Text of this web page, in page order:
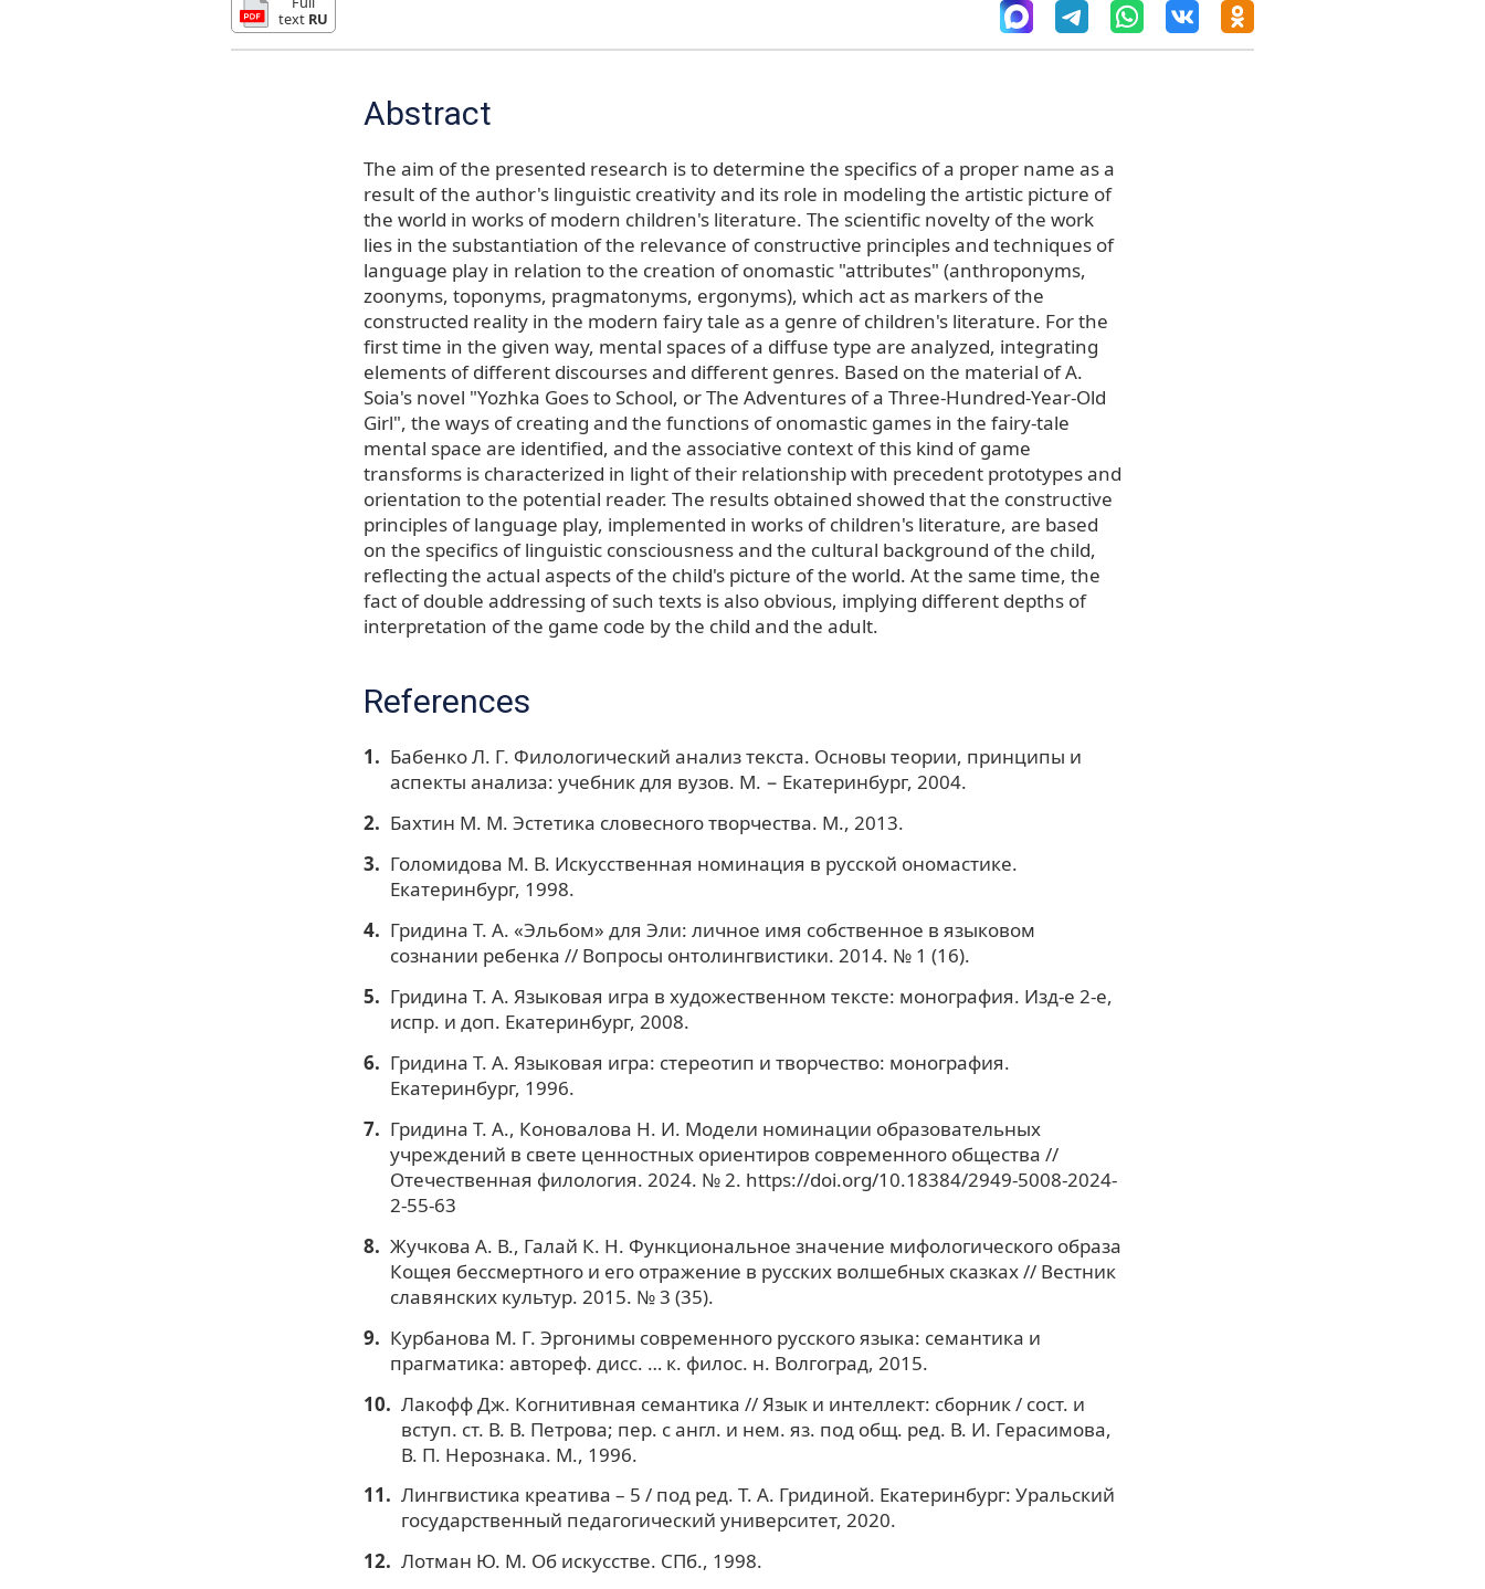
text RU
Abstract
The aim of the presented research is to determine the specifics of a proper name as a
result of the author's linguistic creativity and its role in modeling the artistic picture of
the world in works of modern children's literature. The scientific novelty of the work
lies in the substantiation of the relevance of constructive principles and techniques of
language play in relation to the creation of onomastic "attributes" (anthroponyms,
zoonyms, toponyms, pragmatonyms, ergonyms), which act as markers of the
constructed reality in the modern fairy tale as a genre of children's literature. For the
first time in the given way, mental spaces of a diffuse type are analyzed, integrating
elements of different discourses and different genres. Based on the material of A.
Soia's novel "Yozhka Goes to School, or The Adventures of a Three-Hundred-Year-Old
Girl", the ways of creating and the functions of onomastic games in the fairy-tale
mental space are identified, and the associative context of this kind of game
transforms is characterized in light of their relationship with precedent prototypes and
orientation to the potential reader. The results obtained showed that the constructive
principles of language play, implemented in works of children's literature, are based
on the specifics of linguistic consciousness and the cultural background of the child,
reflecting the actual aspects of the child's picture of the world. At the same time, the
fact of double addressing of such texts is also obvious, implying different depths of
interpretation of the game code by the child and the adult.
References
Бабенко Л. Г. Филологический анализ текста. Основы теории, принципы и
аспекты анализа: учебник для вузов. М. − Екатеринбург, 2004.
Бахтин М. М. Эстетика словесного творчества. М., 2013.
Голомидова М. В. Искусственная номинация в русской ономастике.
Екатеринбург, 1998.
Гридина Т. А. «Эльбом» для Эли: личное имя собственное в языковом
сознании ребенка // Вопросы онтолингвистики. 2014. № 1 (16).
Гридина Т. А. Языковая игра в художественном тексте: монография. Изд-е 2-е,
испр. и доп. Екатеринбург, 2008.
Гридина Т. А. Языковая игра: стереотип и творчество: монография.
Екатеринбург, 1996.
Гридина Т. А., Коновалова Н. И. Модели номинации образовательных
учреждений в свете ценностных ориентиров современного общества //
Отечественная филология. 2024. № 2. https://doi.org/10.18384/2949-5008-2024-
2-55-63
Жучкова А. В., Галай К. Н. Функциональное значение мифологического образа
Кощея бессмертного и его отражение в русских волшебных сказках // Вестник
славянских культур. 2015. № 3 (35).
Курбанова М. Г. Эргонимы современного русского языка: семантика и
прагматика: автореф. дисс. … к. филос. н. Волгоград, 2015.
Лакофф Дж. Когнитивная семантика // Язык и интеллект: сборник / сост. и
вступ. ст. В. В. Петрова; пер. с англ. и нем. яз. под общ. ред. В. И. Герасимова,
В. П. Нерознака. М., 1996.
Лингвистика креатива – 5 / под ред. Т. А. Гридиной. Екатеринбург: Уральский
государственный педагогический университет, 2020.
Лотман Ю. М. Об искусстве. СПб., 1998.